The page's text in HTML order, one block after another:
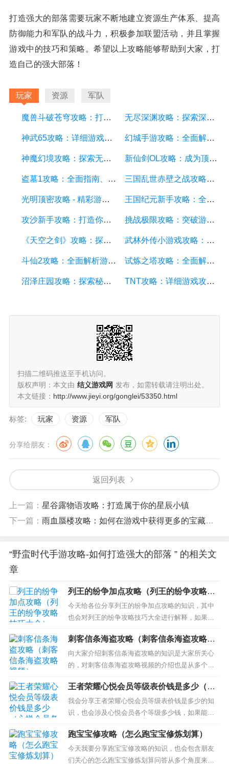
打造强大的部落需要玩家不断地建立资源生产体系、提高
防御能力和军队的战斗力，积极参加联盟活动，并且掌握
游戏中的技巧和策略。希望以上攻略能够帮助到大家，打
造自己的强大部落！
玩家 资源 军队
魔兽斗破苍穹攻略：打造最强战队、掌握绝世神技 无尽深渊攻略：探索深渊的秘密，成为最强战士
神武65攻略：详细游戏攻略方面的描述 幻城手游攻略：全面解析游戏技巧、装备选择和副本攻略
神魔幻境攻略：探索无尽的魔幻世界，成为顶尖玩家 新仙剑OL攻略：成为顶级仙侠大侠的秘诀与技巧
盗墓1攻略：全面指南、秘籍和技巧 三国乱世赤壁之战攻略：详细游戏攻略方面的描述
光明顶密攻略 - 精彩游戏攻略分享，助你征服光明顶的挑战 王国纪元新手攻略：全面解析游戏基础、升级策略和资源管理
攻沙新手攻略：打造你的战争帝国，征服沙漠世界 挑战极限攻略：突破游戏难关的终极指南
《天空之剑》攻略：探索天空的冒险之旅 武林外传小游戏攻略：全面解析游戏技巧、角色选择和剧情推进
斗仙2攻略：全面解析游戏技巧、副本攻略、装备养成和战斗策略 试炼之塔攻略：全面解析游戏技巧与策略，帮你征服每一层塔
沼泽庄园攻略：探索秘密、击败怪物、解谜全指南 TNT攻略：详细游戏攻略方面的描述
扫描二维码推送至手机访问。
版权声明：本文由 结义游戏网 发布，如需转载请注明出处。
本文链接： http://www.jieyi.org/gonglei/53350.html
标签: 玩家 资源 军队
分享给朋友：
返回列表
上一篇： 星谷露物语攻略：打造属于你的星辰小镇
下一篇： 雨血蜃楼攻略：如何在游戏中获得更多的宝藏和道具
“野蛮时代手游攻略-如何打造强大的部落 ” 的相关文
章
列王的纷争加点攻略（列王的纷争攻略技
巧大全）
今天给各位分享列王的纷争加点攻略的知识，其中
也会对列王的纷争攻略技巧大全进行解释，如果能
碰巧解决你现在面临的问题，别忘了关注本站，现
在开始吧！ 本文目录一览： 1、《列王的纷争》中
兵种搭配攻略有哪些？ 2、列王的纷争技能怎么加点
技能加点解析 3、列王的纷争怎么加点最好 技能点
如何分配...
刺客信条海盗攻略（刺客信条海盗攻略视
频）
向大家介绍刺客信条海盗攻略的知识是大家所关心
的，对刺客信条海盗攻略视频的介绍也是从多个角
度来解答，希望可以让大家解决现在的问题！ 本文
目录一览： 1、PSP的刺客信条全攻略！(要文字)
2、刺客信条：海盗奇航截图、存档使用指南 3、刺
客信条奥德赛海盗聚落宝箱位置 4、刺客信条:海盗
中宝藏...
王者荣耀心悦会员等级表价钱是多少（心
悦会员各个等级多少钱）
我会分享王者荣耀心悦会员等级表价钱是多少的知
识，也会涉及心悦会员各个等级多少钱，如果能帮
助你解答你当下的问题，别忘记关注我们吧！ 本文
目录一览： 1、腾讯心悦会员等级一共有多少 2、王
者荣耀vip等级对应消费 3、想要每年保持在心悦4
级，差不多每年需要充值多少？ 腾讯心悦会员等级
跑宝宝修攻略（怎么跑宝宝修炼划算）
今天我要分享跑宝宝修攻略的知识，也会包含朋友
们关心的怎么跑宝宝修炼划算问答从多个角度来解